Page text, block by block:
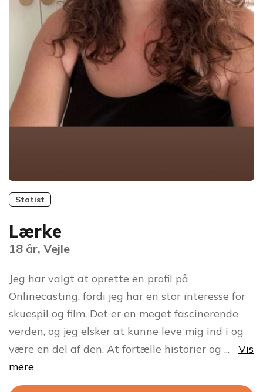
Statist
Lærke
18 år, Vejle
Jeg har valgt at oprette en profil på
Onlinecasting, fordi jeg har en stor interesse for
skuespil og film. Det er en meget fascinerende
verden, og jeg elsker at kunne leve mig ind i og
være en del af den. At fortælle historier og ...
Vis
mere